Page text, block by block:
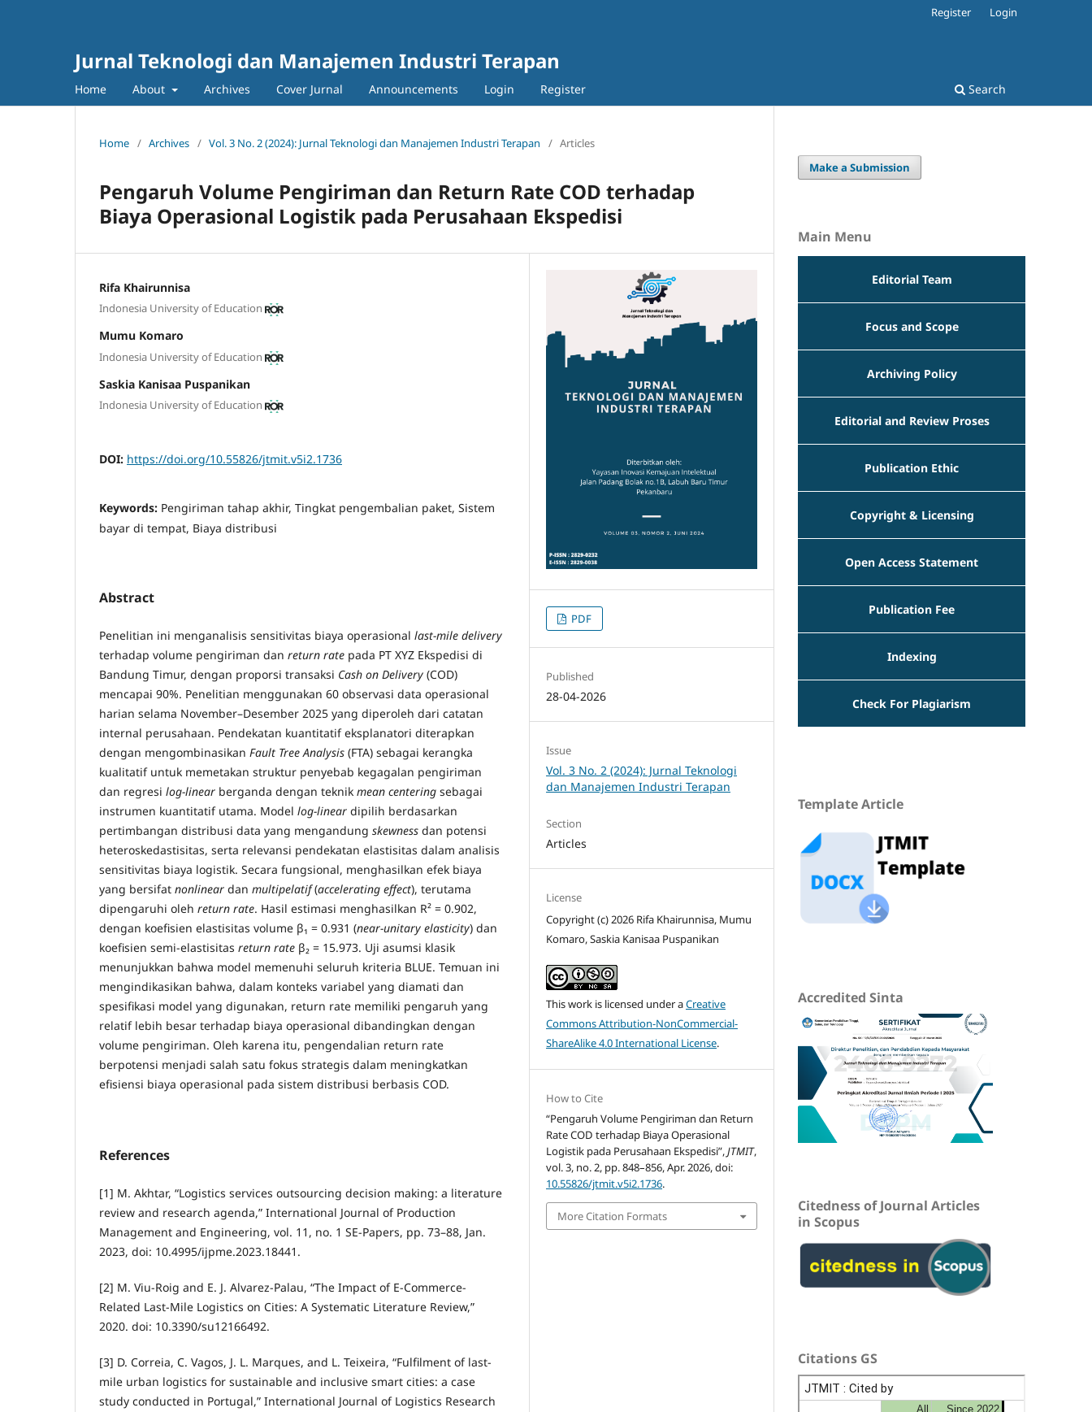
Jurnal Teknologi dan Manajemen Industri Terapan
Home About Archives Cover Jurnal Announcements Login Register Search
Register Login
Home / Archives / Vol. 3 No. 2 (2024): Jurnal Teknologi dan Manajemen Industri Terapan / Articles
Pengaruh Volume Pengiriman dan Return Rate COD terhadap
Biaya Operasional Logistik pada Perusahaan Ekspedisi
Rifa Khairunnisa
Indonesia University of Education
Mumu Komaro
Indonesia University of Education
Saskia Kanisaa Puspanikan
Indonesia University of Education
DOI: https://doi.org/10.55826/jtmit.v5i2.1736
Keywords: Pengiriman tahap akhir, Tingkat pengembalian paket, Sistem
bayar di tempat, Biaya distribusi
Abstract
Penelitian ini menganalisis sensitivitas biaya operasional last-mile delivery
terhadap volume pengiriman dan return rate pada PT XYZ Ekspedisi di
Bandung Timur, dengan proporsi transaksi Cash on Delivery (COD)
mencapai 90%. Penelitian menggunakan 60 observasi data operasional
harian selama November–Desember 2025 yang diperoleh dari catatan
internal perusahaan. Pendekatan kuantitatif eksplanatori diterapkan
dengan mengombinasikan Fault Tree Analysis (FTA) sebagai kerangka
kualitatif untuk memetakan struktur penyebab kegagalan pengiriman
dan regresi log-linear berganda dengan teknik mean centering sebagai
instrumen kuantitatif utama. Model log-linear dipilih berdasarkan
pertimbangan distribusi data yang mengandung skewness dan potensi
heteroskedastisitas, serta relevansi pendekatan elastisitas dalam analisis
sensitivitas biaya logistik. Secara fungsional, menghasilkan efek biaya
yang bersifat nonlinear dan multipelatif(accelerating effect), terutama
dipengaruhi oleh return rate. Hasil estimasi menghasilkan R² = 0.902,
dengan koefisien elastisitas volume β₁ = 0.931 (near-unitary elasticity) dan
koefisien semi-elastisitas return rate β₂ = 15.973. Uji asumsi klasik
menunjukkan bahwa model memenuhi seluruh kriteria BLUE. Temuan ini
mengindikasikan bahwa, dalam konteks variabel yang diamati dan
spesifikasi model yang digunakan, return rate memiliki pengaruh yang
relatif lebih besar terhadap biaya operasional dibandingkan dengan
volume pengiriman. Oleh karena itu, pengendalian return rate
berpotensi menjadi salah satu fokus strategis dalam meningkatkan
efisiensi biaya operasional pada sistem distribusi berbasis COD.
References
[1] M. Akhtar, “Logistics services outsourcing decision making: a literature
review and research agenda,” International Journal of Production
Management and Engineering, vol. 11, no. 1 SE-Papers, pp. 73–88, Jan.
2023, doi: 10.4995/ijpme.2023.18441.
[2] M. Viu-Roig and E. J. Alvarez-Palau, “The Impact of E-Commerce-
Related Last-Mile Logistics on Cities: A Systematic Literature Review,”
2020. doi: 10.3390/su12166492.
[3] D. Correia, C. Vagos, J. L. Marques, and L. Teixeira, “Fulfilment of last-
mile urban logistics for sustainable and inclusive smart cities: a case
study conducted in Portugal,” International Journal of Logistics Research
PDF
Published
28-04-2026
Issue
Vol. 3 No. 2 (2024): Jurnal Teknologi
dan Manajemen Industri Terapan
Section
Articles
License
Copyright (c) 2026 Rifa Khairunnisa, Mumu
Komaro, Saskia Kanisaa Puspanikan
This work is licensed under aCreative
Commons Attribution-NonCommercial-
ShareAlike 4.0 International License.
How to Cite
“Pengaruh Volume Pengiriman dan Return
Rate COD terhadap Biaya Operasional
Logistik pada Perusahaan Ekspedisi”,JTMIT,
vol. 3, no. 2, pp. 848–856, Apr. 2026, doi:
10.55826/jtmit.v5i2.1736.
More Citation Formats
Make a Submission
Main Menu
Editorial Team
Focus and Scope
Archiving Policy
Editorial and Review Proses
Publication Ethic
Copyright & Licensing
Open Access Statement
Publication Fee
Indexing
Check For Plagiarism
Template Article
Accredited Sinta
Citedness of Journal Articles
in Scopus
Citations GS